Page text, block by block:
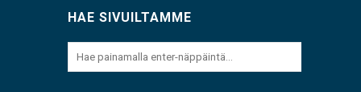
HAE SIVUILTAMME